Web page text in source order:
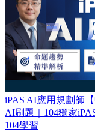
iPAS AI應用規劃師
AI刷題​｜104獨家
104學習